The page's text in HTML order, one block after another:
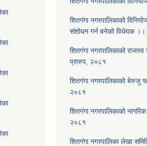
शितगंगा नगरपालिकाको
संशोधन गर्न बनेको विधेयक
शितगंगा नगरपालिकाको राजस्व
प्रारुप, २०८१
शितगंगा नगरपालिकाको बेरुजु
२०८१
शितगंगा नगरपालिकाको
२०८१
शितगंगा नगरपालिका लेखा